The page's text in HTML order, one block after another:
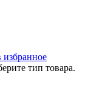
тип товара.